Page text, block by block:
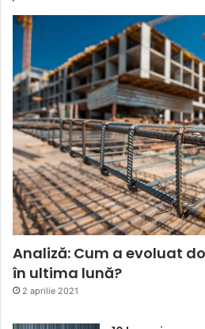
Analiză: Cum a evoluat
în ultima lună?
2 aprilie 2021